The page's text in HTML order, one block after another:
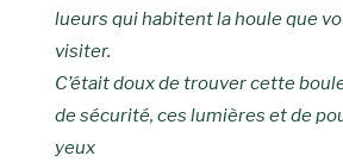
lueurs qui habitent la houle que
visiter.
C’était doux de trouver cette
de sécurité, ces lumières et de
yeux